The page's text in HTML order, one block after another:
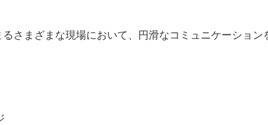
さまざまな現場において、円滑なコミュニケーション